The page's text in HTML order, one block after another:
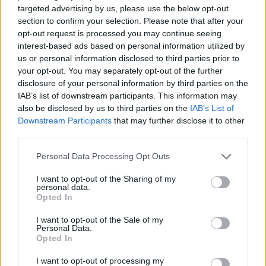
targeted advertising by us, please use the below opt-out
section to confirm your selection. Please note that after your
opt-out request is processed you may continue seeing
interest-based ads based on personal information utilized by
us or personal information disclosed to third parties prior to
your opt-out. You may separately opt-out of the further
disclosure of your personal information by third parties on the
IAB’s list of downstream participants. This information may
also be disclosed by us to third parties on the IAB’s List of
Downstream Participants that may further disclose it to other
Personal Data Processing Opt Outs
I want to opt-out of the Sharing of my
personal data.
Opted In
I want to opt-out of the Sale of my
Personal Data.
Opted In
I want to opt-out of processing my
gyászos szájíz, most már
végleges ugyanis a dolog.
Hard to be a God: szerepjáték
demó a köbön
Ha valaki hallott már a Sztrugackij
testvérekről, azt hiszem, neki
felesleges tovább ajánlgatnom a
most tárgyalt szerepjáték
mindenki, aki már hallott a
S.T.A.L.K.E.R.-ről.
Igaz hogy készül a méltán népszerű
Bioshock második része? Ha igen,